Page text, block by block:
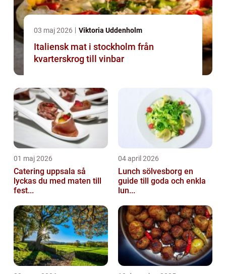
03 maj 2026 Viktoria Uddenholm
Italiensk mat i stockholm från
kvarterskrog till vinbar
01 maj 2026
Catering uppsala så
lyckas du med maten till
fest...
04 april 2026
Lunch sölvesborg en
guide till goda och enkla
lun...